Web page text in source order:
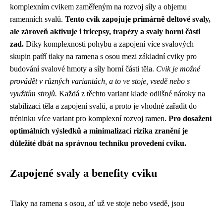
komplexním cvikem zaměřeným na rozvoj síly a objemu
ramenních svalů. Tento cvik zapojuje primárně deltové svaly,
ale zároveň aktivuje i tricepsy, trapézy a svaly horní části
zad. Díky komplexnosti pohybu a zapojení více svalových
skupin patří tlaky na ramena s osou mezi základní cviky pro
budování svalové hmoty a síly horní části těla. Cvik je možné
provádět v různých variantách, a to ve stoje, vsedě nebo s
využitím strojů. Každá z těchto variant klade odlišné nároky na
stabilizaci těla a zapojení svalů, a proto je vhodné zařadit do
tréninku více variant pro komplexní rozvoj ramen. Pro dosažení
optimálních výsledků a minimalizaci rizika zranění je
důležité dbát na správnou techniku provedení cviku.
Zapojené svaly a benefity cviku
Tlaky na ramena s osou, ať už ve stoje nebo vsedě, jsou